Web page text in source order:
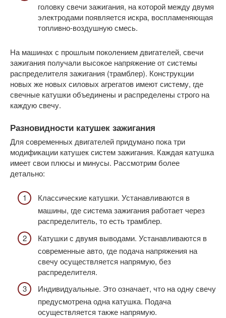
головку свечи зажигания, на которой между двумя
электродами появляется искра, воспламеняющая
топливно-воздушную смесь.
На машинах с прошлым поколением двигателей, свечи
зажигания получали высокое напряжение от системы
распределителя зажигания (трамблер). Конструкции
новых же новых силовых агрегатов имеют систему, где
свечные катушки объединены и распределены строго на
каждую свечу.
Разновидности катушек зажигания
Для современных двигателей придумано пока три
модификации катушек систем зажигания. Каждая катушка
имеет свои плюсы и минусы. Рассмотрим более
детально:
Классические катушки. Устанавливаются в
машины, где система зажигания работает через
распределитель, то есть трамблер.
Катушки с двумя выводами. Устанавливаются в
современные авто, где подача напряжения на
свечу осуществляется напрямую, без
распределителя.
Индивидуальные. Это означает, что на одну свечу
предусмотрена одна катушка. Подача
осуществляется также напрямую.